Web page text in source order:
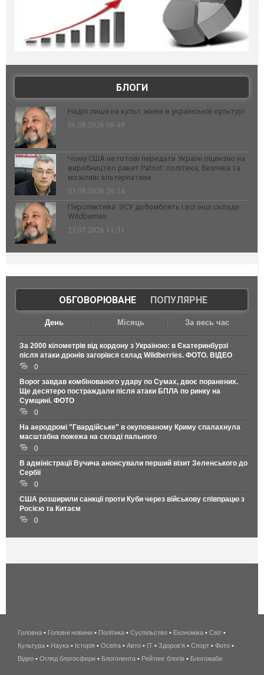
БЛОГИ
Надія лише на культ жінки в українській культурі
06.08.2026 08:49
Чому США не готові передати Україні ліцензію на
виробництво ракет Patriot: політика, безпека та
можливі альтернативи
03.08.2026 20:24
Перспектива: ЗСУ добомблять і всі інші склади
Wildberries
23.07.2026 11:31
ОБГОВОРЮВАНЕ| ПОПУЛЯРНЕ
День Місяць За весь час
За 2000 кілометрів від кордону з Україною: в Єкатеринбурзі
після атаки дронів загорівся склад Wildberries. ФОТО. ВІДЕО
0
Ворог завдав комбінованого удару по Сумах, двоє поранених.
Ще десятеро постраждали після атаки БПЛА по ринку на
Сумщині. ФОТО
0
На аеродромі "Гвардійське" в окупованому Криму спалахнула
масштабна пожежа на складі пального
0
В адміністрації Вучича анонсували перший візит Зеленського до
Сербії
0
США розширили санкції проти Куби через військову співпрацю з
Росією та Китаєм
0
беспроводной
интернет
киев
Головна • Головні новини • Політика • Суспільство • Економіка • Світ •
Культура • Наука • Історія • Освіта • Авто • IT • Здоров'я • Спорт • Фото •
Відео • Огляд блогосфери • Блоголента • Рейтинг блогів • Блогожаби